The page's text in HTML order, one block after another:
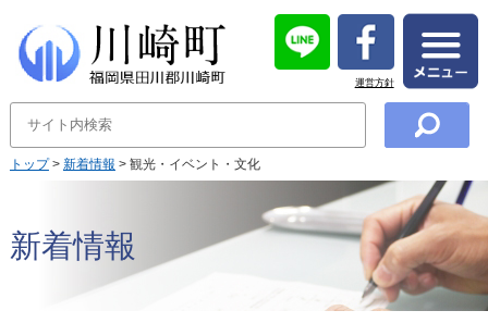
運営方針
トップ> 新着情報 > 観光・イベント・文化
新着情報